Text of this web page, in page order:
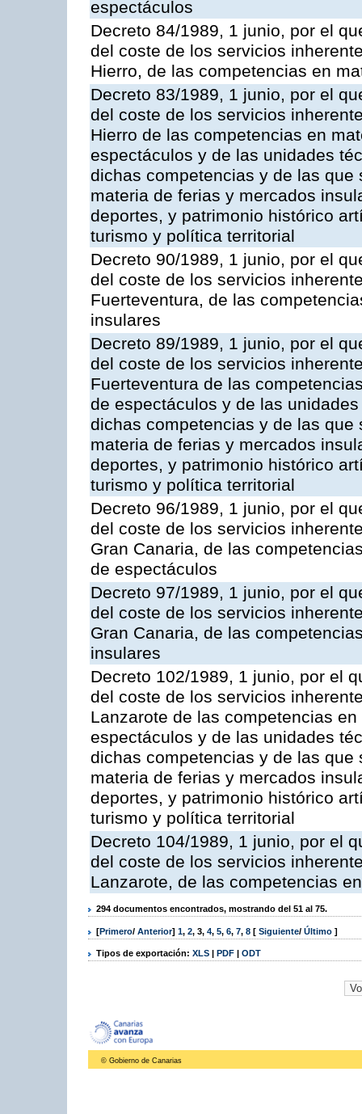
espectáculos
Decreto 84/1989, 1 junio, por el
del coste de los servicios
Hierro, de las competencias en
Decreto 83/1989, 1 junio, por el
del coste de los servicios
Hierro de las competencias en
espectáculos y de las unidades
dichas competencias y de las
materia de ferias y mercados
deportes, y patrimonio histórico
turismo y política territorial
Decreto 90/1989, 1 junio, por el
del coste de los servicios
Fuerteventura, de las
insulares
Decreto 89/1989, 1 junio, por el
del coste de los servicios
Fuerteventura de las
de espectáculos y de las
dichas competencias y de las
materia de ferias y mercados
deportes, y patrimonio histórico
turismo y política territorial
Decreto 96/1989, 1 junio, por el
del coste de los servicios
Gran Canaria, de las
de espectáculos
Decreto 97/1989, 1 junio, por el
del coste de los servicios
Gran Canaria, de las
insulares
Decreto 102/1989, 1 junio, por el
del coste de los servicios
Lanzarote de las competencias
espectáculos y de las unidades
dichas competencias y de las
materia de ferias y mercados
deportes, y patrimonio histórico
turismo y política territorial
Decreto 104/1989, 1 junio, por el
del coste de los servicios
Lanzarote, de las competencias
294 documentos encontrados, mostrando del 51 al 75.
[Primero/ Anterior] 1, 2, 3, 4, 5, 6, 7, 8 [ Siguiente/ Último ]
Tipos de exportación: XLS | PDF | ODT
© Gobierno de Canarias